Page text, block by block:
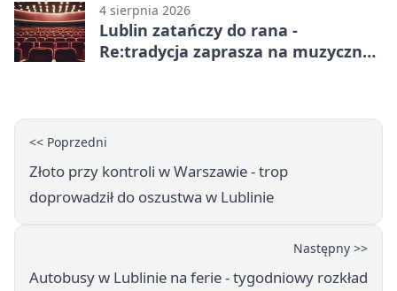
4 sierpnia 2026
Lublin zatańczy do rana -
Re:tradycja zaprasza na muzyczną
<< Poprzedni
Złoto przy kontroli w Warszawie - trop
doprowadził do oszustwa w Lublinie
Następny >>
Autobusy w Lublinie na ferie - tygodniowy rozkład